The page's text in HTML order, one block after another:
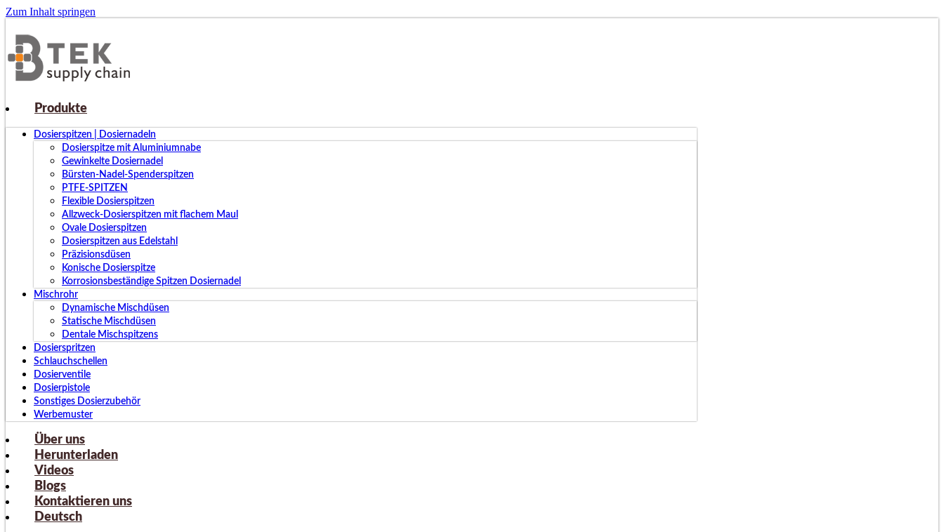
Zum Inhalt springen
Produkte
Dosierspitzen | Dosiernadeln
Dosierspitze mit Aluminiumnabe
Gewinkelte Dosiernadel
Bürsten-Nadel-Spenderspitzen
PTFE-SPITZEN
Flexible Dosierspitzen
Allzweck-Dosierspitzen mit flachem Maul
Ovale Dosierspitzen
Dosierspitzen aus Edelstahl
Präzisionsdüsen
Konische Dosierspitze
Korrosionsbeständige Spitzen Dosiernadel
Mischrohr
Dynamische Mischdüsen
Statische Mischdüsen
Dentale Mischspitzens
Dosierspritzen
Schlauchschellen
Dosierventile
Dosierpistole
Sonstiges Dosierzubehör
Werbemuster
Über uns
Herunterladen
Videos
Blogs
Kontaktieren uns
Deutsch